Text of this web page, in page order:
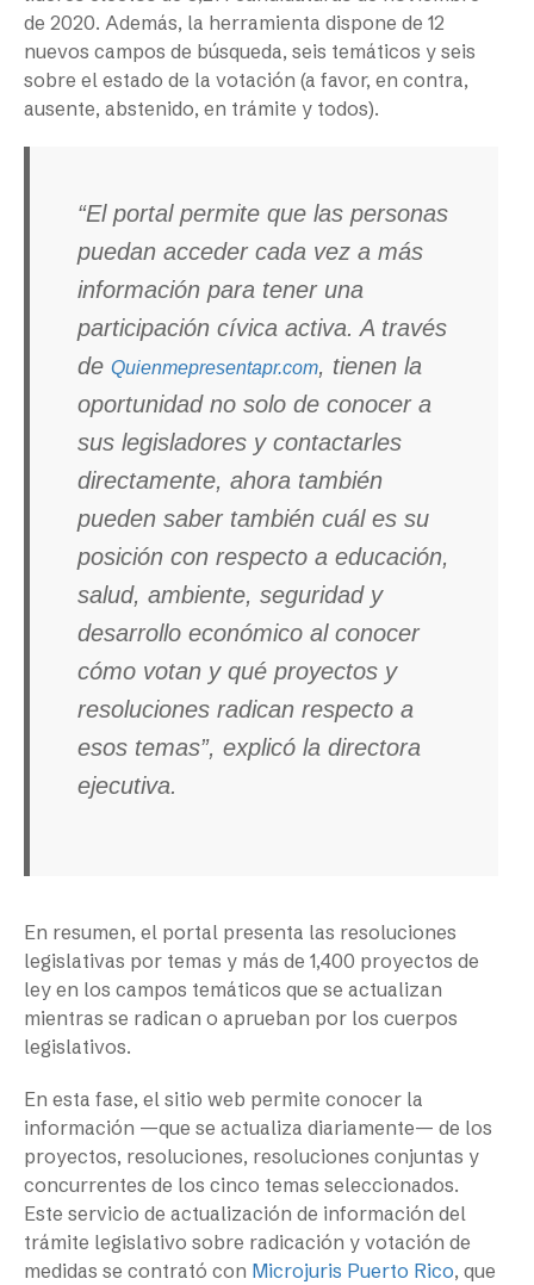
de 2020. Además, la herramienta dispone de 12
nuevos campos de búsqueda, seis temáticos y seis
sobre el estado de la votación (a favor, en contra,
ausente, abstenido, en trámite y todos).
“El portal permite que las personas
puedan acceder cada vez a más
información para tener una
participación cívica activa. A través
de Quienmepresentapr.com, tienen la
oportunidad no solo de conocer a
sus legisladores y contactarles
directamente, ahora también
pueden saber también cuál es su
posición con respecto a educación,
salud, ambiente, seguridad y
desarrollo económico al conocer
cómo votan y qué proyectos y
resoluciones radican respecto a
esos temas”, explicó la directora
ejecutiva.
En resumen, el portal presenta las resoluciones
legislativas por temas y más de 1,400 proyectos de
ley en los campos temáticos que se actualizan
mientras se radican o aprueban por los cuerpos
legislativos.
En esta fase, el sitio web permite conocer la
información —que se actualiza diariamente— de los
proyectos, resoluciones, resoluciones conjuntas y
concurrentes de los cinco temas seleccionados.
Este servicio de actualización de información del
trámite legislativo sobre radicación y votación de
medidas se contrató con Microjuris Puerto Rico, que